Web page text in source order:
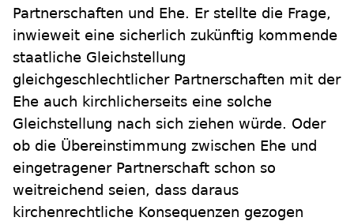
Partnerschaften und Ehe. Er stellte die Frage,
inwieweit eine sicherlich zukünftig kommende
staatliche Gleichstellung
gleichgeschlechtlicher Partnerschaften mit der
Ehe auch kirchlicherseits eine solche
Gleichstellung nach sich ziehen würde. Oder
ob die Übereinstimmung zwischen Ehe und
eingetragener Partnerschaft schon so
weitreichend seien, dass daraus
kirchenrechtliche Konsequenzen gezogen